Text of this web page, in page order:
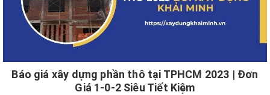
Báo giá xây dựng phần thô tại TPHCM 2023 | Đơn
Giá 1-0-2 Siêu Tiết Kiệm